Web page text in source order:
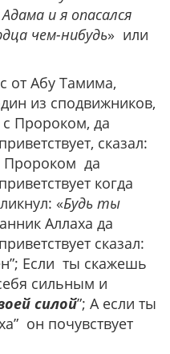
и я опасался
чем-нибудь» или
от Абу Тамима,
из сподвижников,
Пророком, да
сказал:
Пророком да
когда
«Будь ты
Аллаха да
сказал:
Если ты скажешь
сильным и
силой”; А если ты
он почувствует